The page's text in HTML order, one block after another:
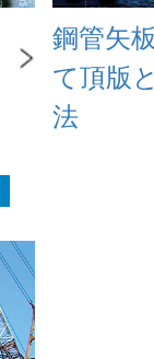
鋼管矢
て頂版
法